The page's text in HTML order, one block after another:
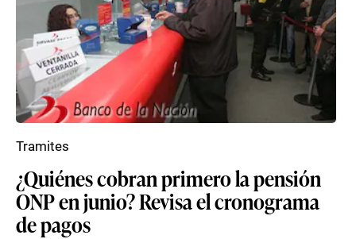
¿Quiénes cobran primero la pensión
ONP en junio? Revisa el cronograma
de pagos
Tramites